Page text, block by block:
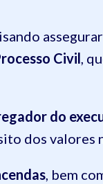
Civil,
do
dos
, bem